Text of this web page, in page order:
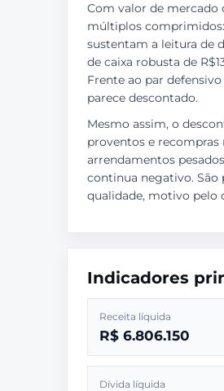
Com valor de mercado
múltiplos comprimidos:
sustentam a leitura de
de caixa robusta de
Frente ao par
parece descontado.
Mesmo assim, o
proventos e
arrendamentos
continua negativo.
qualidade, motivo pelo
Indicadores
Receita líquida
R$ 6.806.150
Dívida líquida